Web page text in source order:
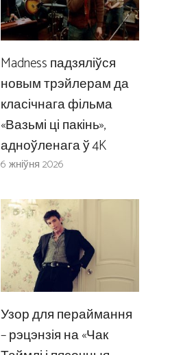
Madness падзяліўся
новым трэйлерам да
класічнага фільма
«Вазьмі ці пакінь»,
адноўленага ў 4K
6 жніўня 2026
Узор для пераймання
– рэцэнзія на «Чак